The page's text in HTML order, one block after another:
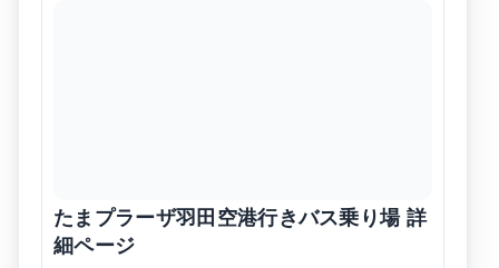
たまプラーザ羽田空港行きバス乗り場 詳
細ページ